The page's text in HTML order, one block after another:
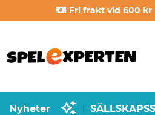
Fri frakt vid 600 kr
Nyheter